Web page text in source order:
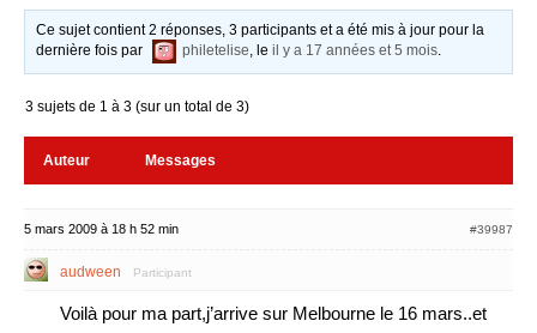
Ce sujet contient 2 réponses, 3 participants et a été mis à jour pour la
dernière fois par
philetelise, leil y a 17 années et 5 mois.
3 sujets de 1 à 3 (sur un total de 3)
Auteur Messages
5 mars 2009 à 18 h 52 min #39987
audween Participant
Voilà pour ma part,j’arrive sur Melbourne le 16 mars..et